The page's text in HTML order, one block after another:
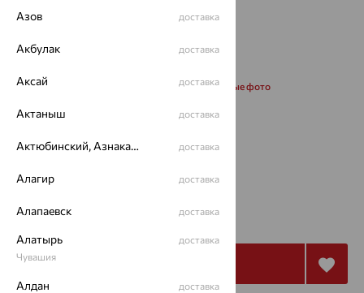
Запросить дополнительные фото
137 571 382 141
Азов доставка
Акбулак доставка
Аксай доставка
Актаныш доставка
Актюбинский, Азнакаевский район доставка
Алагир доставка
Алапаевск доставка
Алатырь
Чувашия
доставка
Алдан доставка